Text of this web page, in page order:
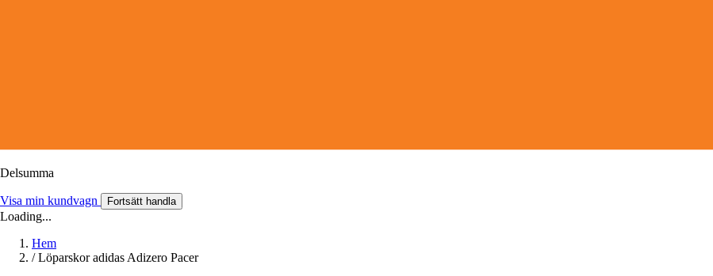
Delsumma
Visa min kundvagn Fortsätt handla
Loading...
Hem
/ Löparskor adidas Adizero Pacer